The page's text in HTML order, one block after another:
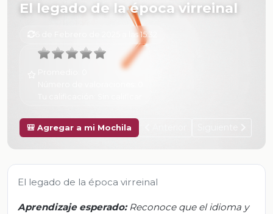
El legado de la época virreinal
6 de Febrero de 2025 a las 15:32
🎒 Agregar a mi Mochila
El legado de la época virreinal
Aprendizaje esperado:Reconoce que el idioma y